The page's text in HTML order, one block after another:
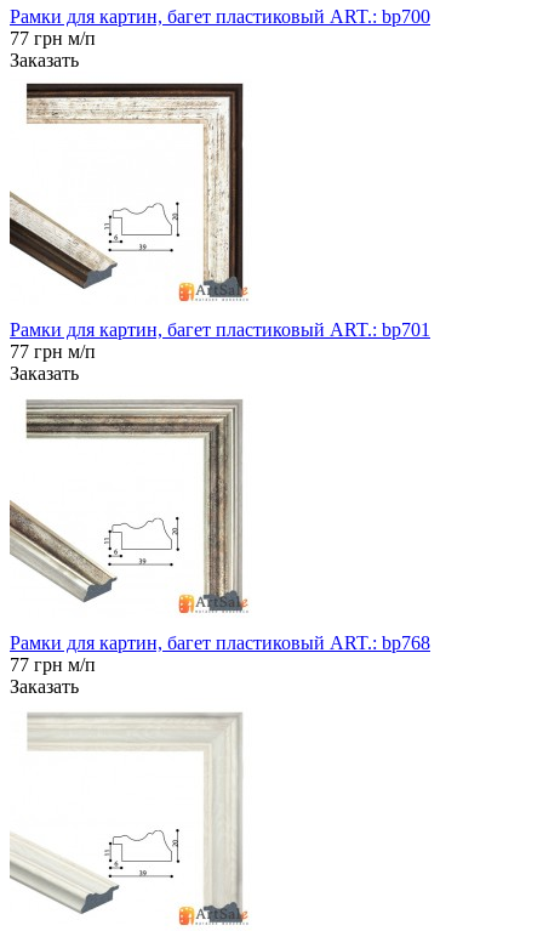
Рамки для картин, багет пластиковый ART.: bp700
77 грн м/п
Заказать
Рамки для картин, багет пластиковый ART.: bp701
77 грн м/п
Заказать
Рамки для картин, багет пластиковый ART.: bp768
77 грн м/п
Заказать